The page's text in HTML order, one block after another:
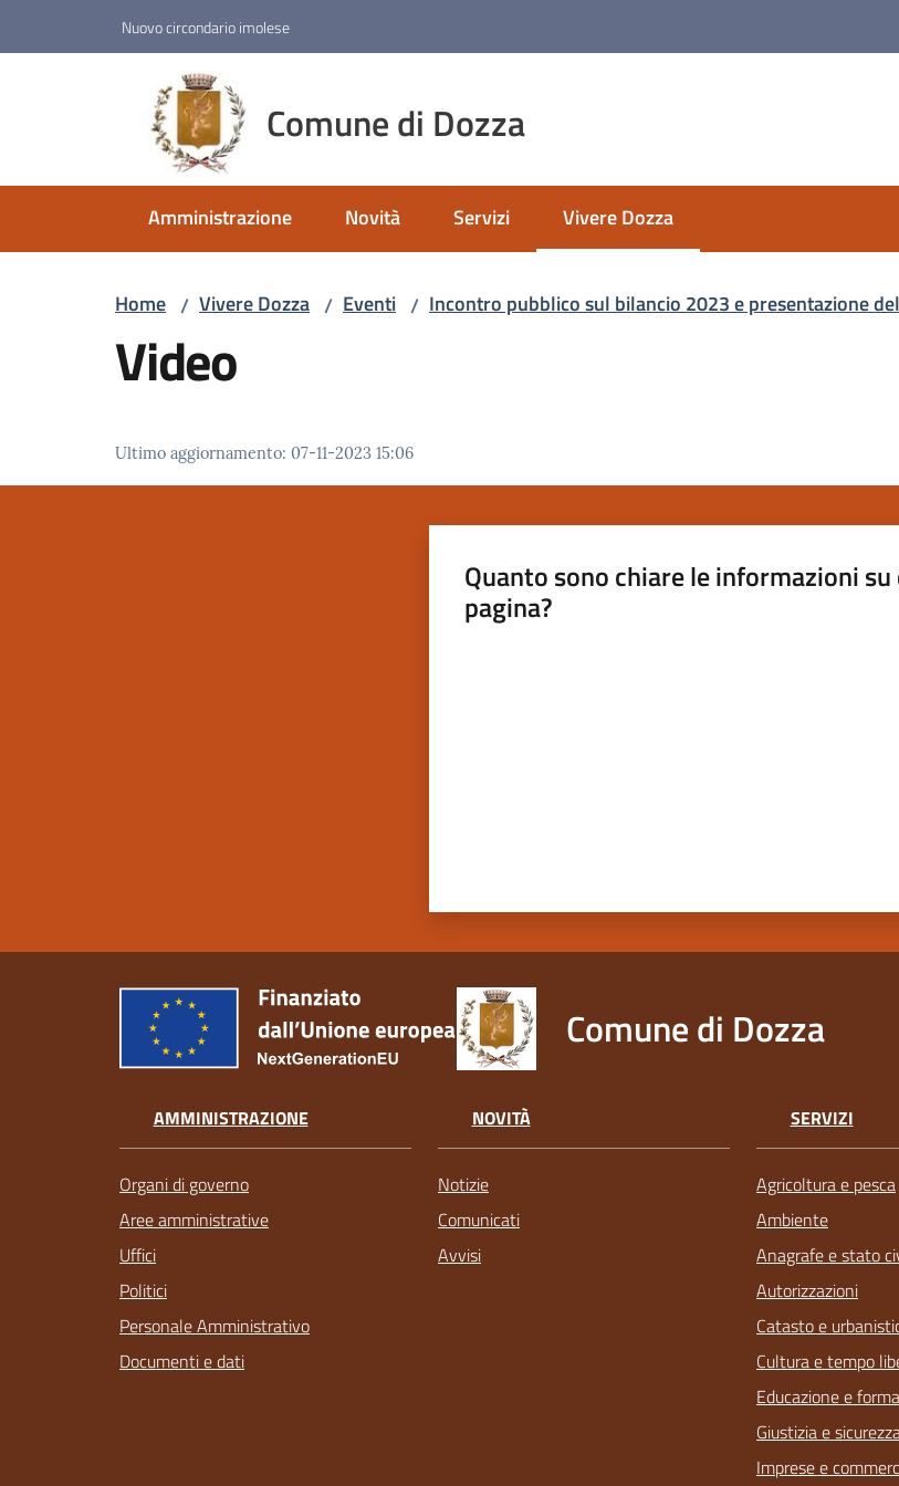
Nuovo circondario imolese
Comune di Dozza
Amministrazione Novità Servizi Vivere Dozza
Menu selezionato
Home / Vivere Dozza / Eventi / Incontro pubblico sul bilancio 2023 e presentazione
Video
Ultimo aggiornamento: 07-11-2023 15:06
Quanto sono chiare le informazioni
pagina?
Comune di Dozza
AMMINISTRAZIONE
Organi di governo
Aree amministrative
Uffici
Politici
Personale Amministrativo
Documenti e dati
NOVITÀ
Notizie
Comunicati
Avvisi
SERVIZI
Agricoltura e pesca
Ambiente
Anagrafe e stato
Autorizzazioni
Catasto e
Cultura e tempo
Educazione e
Giustizia e
Imprese e